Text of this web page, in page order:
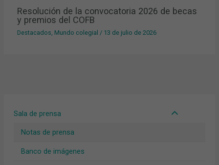
Sala de prensa
Notas de prensa
Banco de imágenes
Resolución de la convocatoria 2026 de becas
y premios del COFB
Destacados Mundo colegial / 13 de julio de 2026